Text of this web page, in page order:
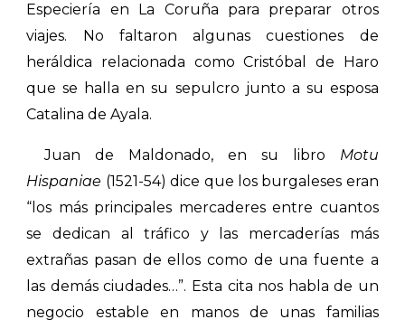
Especiería en La Coruña para preparar otros
viajes. No faltaron algunas cuestiones de
heráldica relacionada como Cristóbal de Haro
que se halla en su sepulcro junto a su esposa
Catalina de Ayala.
Juan de Maldonado, en su libro Motu
Hispaniae (1521-54) dice que los burgaleses eran
“los más principales mercaderes entre cuantos
se dedican al tráfico y las mercaderías más
extrañas pasan de ellos como de una fuente a
las demás ciudades…”. Esta cita nos habla de un
negocio estable en manos de unas familias